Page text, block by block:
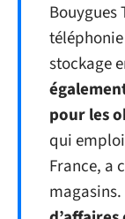
Bouygues
stockage
pour les
qui
France, a
magasins.